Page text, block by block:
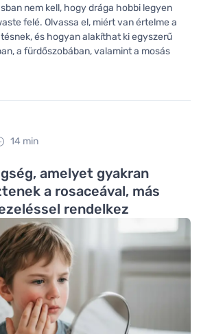
nem kell, hogy drága hobbi legyen
felé. Olvassa el, miért van értelme a
és hogyan alakíthat ki egyszerű
a fürdőszobában, valamint a mosás
14 min
amelyet gyakran
a rosaceával, más
rendelkez